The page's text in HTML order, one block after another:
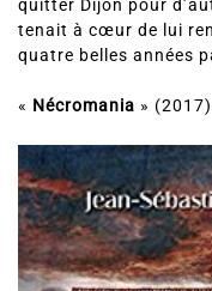
quitter Dijon pour
tenait à cœur de lui
quatre belles années
« Nécromania »